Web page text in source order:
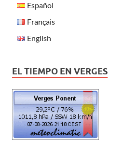
Español
Français
English
EL TIEMPO EN VERGES